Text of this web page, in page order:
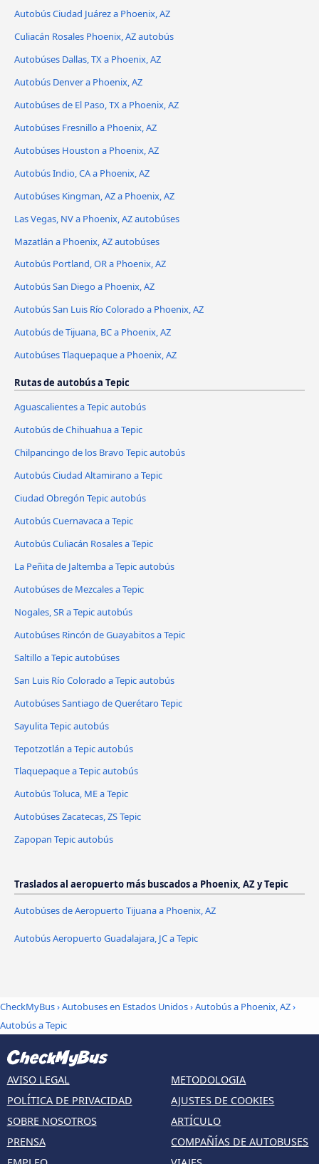
Autobús Ciudad Juárez a Phoenix, AZ
Culiacán Rosales Phoenix, AZ autobús
Autobúses Dallas, TX a Phoenix, AZ
Autobús Denver a Phoenix, AZ
Autobúses de El Paso, TX a Phoenix, AZ
Autobúses Fresnillo a Phoenix, AZ
Autobúses Houston a Phoenix, AZ
Autobús Indio, CA a Phoenix, AZ
Autobúses Kingman, AZ a Phoenix, AZ
Las Vegas, NV a Phoenix, AZ autobúses
Mazatlán a Phoenix, AZ autobúses
Autobús Portland, OR a Phoenix, AZ
Autobús San Diego a Phoenix, AZ
Autobús San Luis Río Colorado a Phoenix, AZ
Autobús de Tijuana, BC a Phoenix, AZ
Autobúses Tlaquepaque a Phoenix, AZ
Rutas de autobús a Tepic
Aguascalientes a Tepic autobús
Autobús de Chihuahua a Tepic
Chilpancingo de los Bravo Tepic autobús
Autobús Ciudad Altamirano a Tepic
Ciudad Obregón Tepic autobús
Autobús Cuernavaca a Tepic
Autobús Culiacán Rosales a Tepic
La Peñita de Jaltemba a Tepic autobús
Autobúses de Mezcales a Tepic
Nogales, SR a Tepic autobús
Autobúses Rincón de Guayabitos a Tepic
Saltillo a Tepic autobúses
San Luis Río Colorado a Tepic autobús
Autobúses Santiago de Querétaro Tepic
Sayulita Tepic autobús
Tepotzotlán a Tepic autobús
Tlaquepaque a Tepic autobús
Autobús Toluca, ME a Tepic
Autobúses Zacatecas, ZS Tepic
Zapopan Tepic autobús
Traslados al aeropuerto más buscados a Phoenix, AZ y Tepic
Autobúses de Aeropuerto Tijuana a Phoenix, AZ
Autobús Aeropuerto Guadalajara, JC a Tepic
CheckMyBus›Autobuses en Estados Unidos›Autobús a Phoenix, AZ›
Autobús a Tepic
AVISO LEGAL
POLÍTICA DE PRIVACIDAD
SOBRE NOSOTROS
PRENSA
METODOLOGIA
AJUSTES DE COOKIES
ARTÍCULO
COMPAÑÍAS DE AUTOBUSES